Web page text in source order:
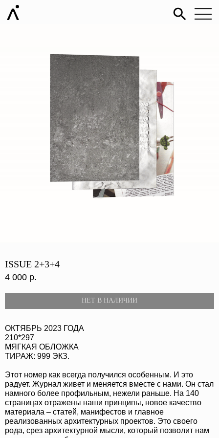
ISSUE 2+3+4
4 000 р.
НЕТ В НАЛИЧИИ
ОКТЯБРЬ 2023 ГОДА
210*297
МЯГКАЯ ОБЛОЖКА
ТИРАЖ: 999 ЭКЗ.
Этот номер как всегда получился особенным. И это
радует. Журнал живет и меняется вместе с нами. Он стал
намного более профильным, нежели раньше. На 140
страницах отражены наши принципы, новое качество
материала – статей, манифестов и главное
реализованных архитектурных проектов. Это своего
рода, срез архитектурной мысли, который позволит нам
О НАС СОБЫТИЯ
ИП КАЗАДАЕВ ИВАН СЕРГЕЕВИЧ ИНН 781304752519
МЕДИА-КИТ
MAIL / TG
ПОДДЕРЖАТЬ ПРОЕКТ